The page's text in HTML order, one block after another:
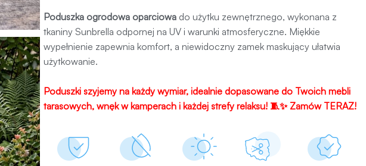
Poduszka ogrodowa oparciowa do użytku zewnętrznego, wykonana z
tkaniny Sunbrella odpornej na UV i warunki atmosferyczne. Miękkie
wypełnienie zapewnia komfort, a niewidoczny zamek maskujący ułatwia
użytkowanie.
Poduszki szyjemy na każdy wymiar, idealnie dopasowane do Twoich mebli
tarasowych, wnęk w kamperach i każdej strefy relaksu! 🧵✨ Zamów TERAZ!